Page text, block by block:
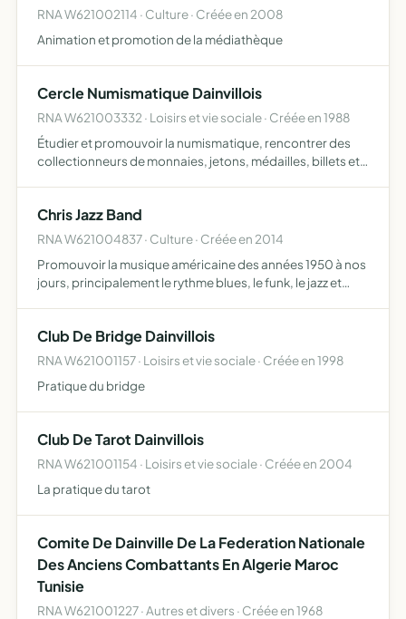
RNA W621002114 · Culture · Créée en 2008
Animation et promotion de la médiathèque
Cercle Numismatique Dainvillois
RNA W621003332 · Loisirs et vie sociale · Créée en 1988
Étudier et promouvoir la numismatique, rencontrer des
collectionneurs de monnaies, jetons, médailles, billets et
d'achats g…
Chris Jazz Band
RNA W621004837 · Culture · Créée en 2014
Promouvoir la musique américaine des années 1950 à nos
jours, principalement le rythme blues, le funk, le jazz et
Club De Bridge Dainvillois
RNA W621001157 · Loisirs et vie sociale · Créée en 1998
Pratique du bridge
Club De Tarot Dainvillois
RNA W621001154 · Loisirs et vie sociale · Créée en 2004
La pratique du tarot
Comite De Dainville De La Federation Nationale
Des Anciens Combattants En Algerie Maroc
Tunisie
RNA W621001227 · Autres et divers · Créée en 1968